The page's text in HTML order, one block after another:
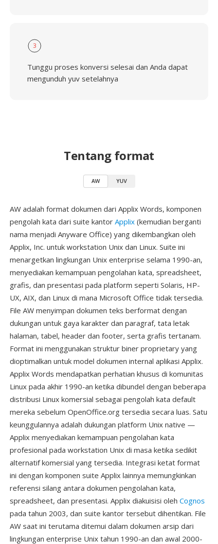
3
Tunggu proses konversi selesai dan Anda dapat
mengunduh yuv setelahnya
Tentang format
AW YUV
AW adalah format dokumen dari Applix Words, komponen
pengolah kata dari suite kantor Applix (kemudian berganti
nama menjadi Anyware Office) yang dikembangkan oleh
Applix, Inc. untuk workstation Unix dan Linux. Suite ini
menargetkan lingkungan Unix enterprise selama 1990-an,
menyediakan kemampuan pengolahan kata, spreadsheet,
grafis, dan presentasi pada platform seperti Solaris, HP-
UX, AIX, dan Linux di mana Microsoft Office tidak tersedia.
File AW menyimpan dokumen teks berformat dengan
dukungan untuk gaya karakter dan paragraf, tata letak
halaman, tabel, header dan footer, serta grafis tertanam.
Format ini menggunakan struktur biner proprietary yang
dioptimalkan untuk model dokumen internal aplikasi Applix.
Applix Words mendapatkan perhatian khusus di komunitas
Linux pada akhir 1990-an ketika dibundel dengan beberapa
distribusi Linux komersial sebagai pengolah kata default
mereka sebelum OpenOffice.org tersedia secara luas. Satu
keunggulannya adalah dukungan platform Unix native —
Applix menyediakan kemampuan pengolahan kata
profesional pada workstation Unix di masa ketika sedikit
alternatif komersial yang tersedia. Integrasi ketat format
ini dengan komponen suite Applix lainnya memungkinkan
referensi silang antara dokumen pengolahan kata,
spreadsheet, dan presentasi. Applix diakuisisi oleh Cognos
pada tahun 2003, dan suite kantor tersebut dihentikan. File
AW saat ini terutama ditemui dalam dokumen arsip dari
lingkungan enterprise Unix tahun 1990-an dan awal 2000-